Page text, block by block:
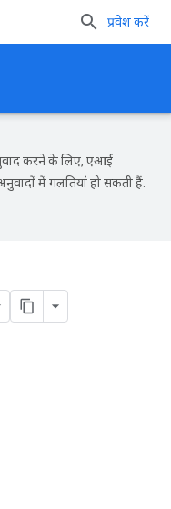
प्रवेश करें
करने के लिए, एआई
में गलतियां हो सकती हैं.